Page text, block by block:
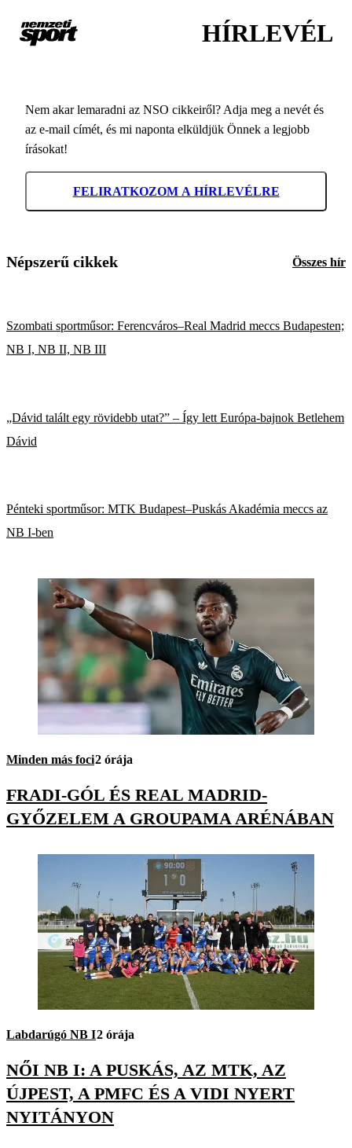
HÍRLEVÉL
Nem akar lemaradni az NSO cikkeiről? Adja meg a nevét és
az e-mail címét, és mi naponta elküldjük Önnek a legjobb
írásokat!
FELIRATKOZOM A HÍRLEVÉLRE
Népszerű cikkek Összes hír
Szombati sportműsor: Ferencváros–Real Madrid meccs Budapesten;
NB I, NB II, NB III
„Dávid talált egy rövidebb utat?” – Így lett Európa-bajnok Betlehem
Dávid
Pénteki sportműsor: MTK Budapest–Puskás Akadémia meccs az
NB I-ben
Minden más foci2 órája
FRADI-GÓL ÉS REAL MADRID-
GYŐZELEM A GROUPAMA ARÉNÁBAN
Labdarúgó NB I2 órája
NŐI NB I: A PUSKÁS, AZ MTK, AZ
ÚJPEST, A PMFC ÉS A VIDI NYERT
NYITÁNYON